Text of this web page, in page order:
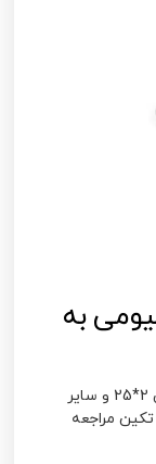
به
برای اطلاع از اخرین قیمت کابل آلومینیومی 2*25 و سایر
مراجعه